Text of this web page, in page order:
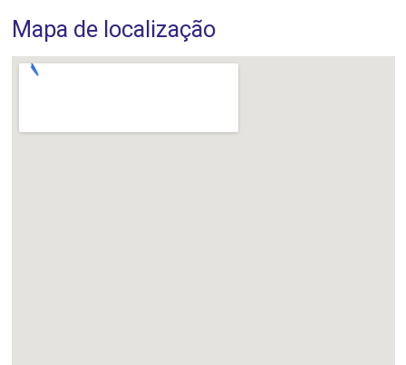
Mapa de localização